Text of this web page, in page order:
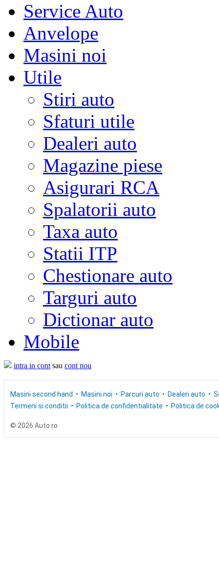
Service Auto
Anvelope
Masini noi
Utile
Stiri auto
Sfaturi utile
Dealeri auto
Magazine piese
Asigurari RCA
Spalatorii auto
Taxa auto
Statii ITP
Chestionare auto
Targuri auto
Dictionar auto
Mobile
intra in cont sau cont nou
Masini second hand Masini noi Parcuri auto Dealeri auto
Termeni si conditii
Politica de confidentialitate Politica de
© 2026 Auto.ro